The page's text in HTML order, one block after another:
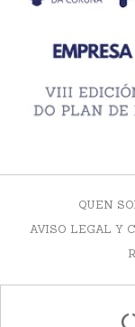
QUEN
AVISO LEGAL Y